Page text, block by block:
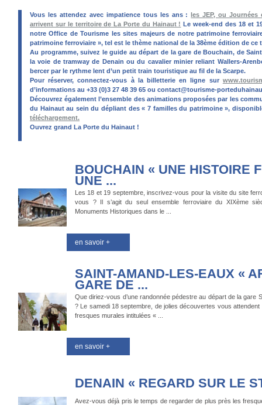
Vous les attendez avec impatience tous les ans :les JEP, ou Journées
arrivent sur le territoire de La Porte du Hainaut ! Le week-end des 18 et
notre Office de Tourisme les sites majeurs de notre patrimoine
patrimoine ferroviaire », tel est le thème national de la 38ème édition de ce
Au programme, suivez le guide au départ de la gare de Bouchain, de
la voie de tramway de Denain ou du cavalier minier reliant Wallers-
bercer par le rythme lent d’un petit train touristique au fil de la Scarpe.
Pour réserver, connectez-vous à la billetterie en ligne sur
d’informations au +33 (0)3 27 48 39 65 ou contact@tourisme-
Découvrez également l’ensemble des animations proposées par les
du Hainaut au sein du dépliant des « 7 familles du patrimoine »,
téléchargement.
Ouvrez grand La Porte du Hainaut !
BOUCHAIN « UNE HISTOIRE
UNE ...
Les 18 et 19 septembre, inscrivez-vous pour la visite du site
vous ? Il s’agit du seul ensemble ferroviaire du XIXème
Monuments Historiques dans le ...
en savoir +
SAINT-AMAND-LES-EAUX «
GARE DE ...
Que diriez-vous d’une randonnée pédestre au départ de la gare
? Le samedi 18 septembre, de jolies découvertes vous
fresques murales intitulées « ...
en savoir +
DENAIN « REGARD SUR LE
Avez-vous déjà pris le temps de regarder de plus près les